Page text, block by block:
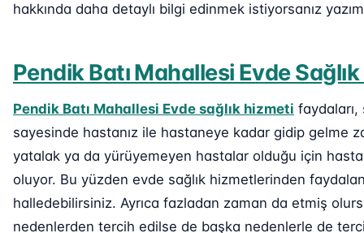
hakkında daha detaylı bilgi edinmek istiyorsanız
Pendik Batı Mahallesi Evde
Pendik Batı Mahallesi Evde sağlık hizmeti
sayesinde hastanız ile hastaneye kadar gidip gelme
yatalak ya da yürüyemeyen hastalar olduğu için
oluyor. Bu yüzden evde sağlık hizmetlerinden
halledebilirsiniz. Ayrıca fazladan zaman da etmiş
nedenlerden tercih edilse de başka nedenlerle de